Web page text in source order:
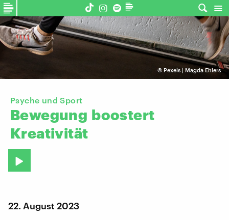
© Pexels | Magda Ehlers
Psyche und Sport
Bewegung boostert
Kreativität
22. August 2023